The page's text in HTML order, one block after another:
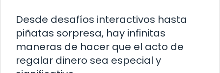
Desde desafíos interactivos hasta
piñatas sorpresa, hay infinitas
maneras de hacer que el acto de
regalar dinero sea especial y